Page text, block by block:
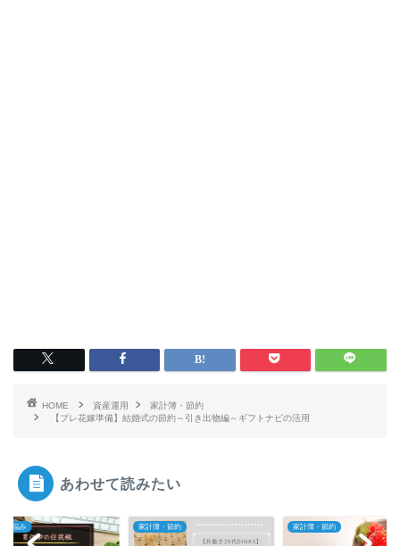
HOME 資産運用
家計簿・節約
【プレ花嫁準備】結婚式の節約～引き出物編～ギフトナビの活用
あわせて読みたい
の悩み 家計簿・節約 家計簿・節約